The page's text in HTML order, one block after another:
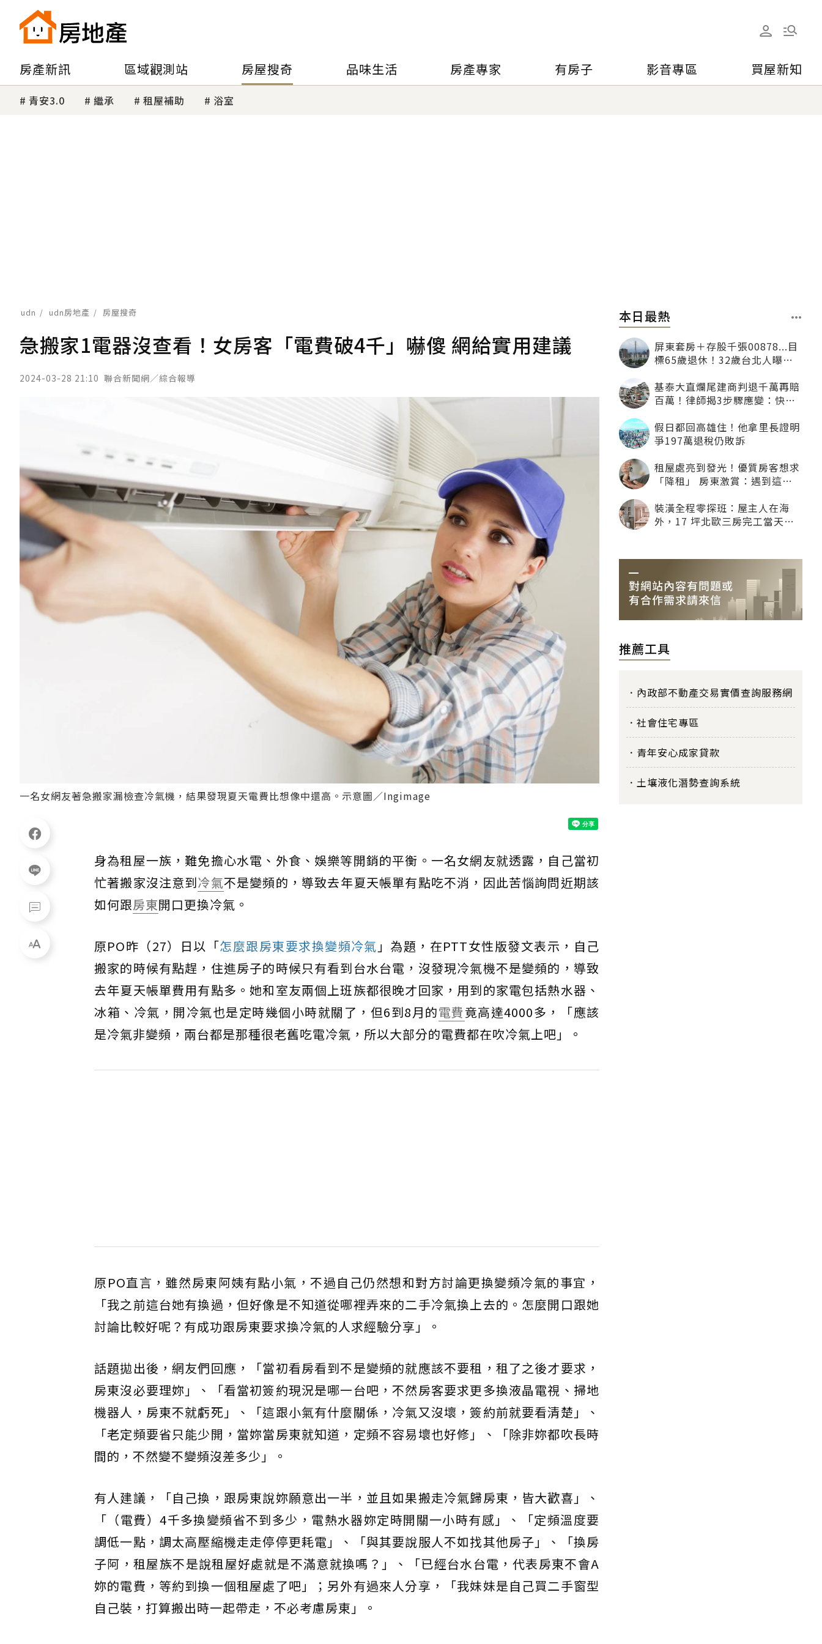
房產新訊 區域觀測站 房屋搜奇 品味生活 房產專家 有房子 影音專區 買屋新知
青安3.0 繼承 租屋補助 浴室
udn udn房地產 房屋搜奇
急搬家1電器沒查看！女房客「電費破4千」嚇傻 網給實用建議
2024-03-28 21:10 聯合新聞網／綜合報導
一名女網友著急搬家漏檢查冷氣機，結果發現夏天電費比想像中還高。示意圖／Ingimage
身為租屋一族，難免擔心水電、外食、娛樂等開銷的平衡。一名女網友就透露，自己當初
忙著搬家沒注意到冷氣不是變頻的，導致去年夏天帳單有點吃不消，因此苦惱詢問近期該
如何跟房東開口更換冷氣。
原PO昨（27）日以「怎麼跟房東要求換變頻冷氣 」為題，在PTT女性版發文表示，自己
搬家的時候有點趕，住進房子的時候只有看到台水台電，沒發現冷氣機不是變頻的，導致
去年夏天帳單費用有點多。她和室友兩個上班族都很晚才回家，用到的家電包括熱水器、
冰箱、冷氣，開冷氣也是定時幾個小時就關了，但6到8月的電費竟高達4000多，「應該
是冷氣非變頻，兩台都是那種很老舊吃電冷氣，所以大部分的電費都在吹冷氣上吧」。
原PO直言，雖然房東阿姨有點小氣，不過自己仍然想和對方討論更換變頻冷氣的事宜，
「我之前這台她有換過，但好像是不知道從哪裡弄來的二手冷氣換上去的。怎麼開口跟她
討論比較好呢？有成功跟房東要求換冷氣的人求經驗分享」。
話題拋出後，網友們回應，「當初看房看到不是變頻的就應該不要租，租了之後才要求，
房東沒必要理妳」、「看當初簽約現況是哪一台吧，不然房客要求更多換液晶電視、掃地
機器人，房東不就虧死」、「這跟小氣有什麼關係，冷氣又沒壞，簽約前就要看清楚」、
「老定頻要省只能少開，當妳當房東就知道，定頻不容易壞也好修」、「除非妳都吹長時
間的，不然變不變頻沒差多少」。
有人建議，「自己換，跟房東說妳願意出一半，並且如果搬走冷氣歸房東，皆大歡喜」、
「（電費）4千多換變頻省不到多少，電熱水器妳定時開關一小時有感」、「定頻溫度要
調低一點，調太高壓縮機走走停停更耗電」、「與其要說服人不如找其他房子」、「換房
子阿，租屋族不是說租屋好處就是不滿意就換嗎？」、「已經台水台電，代表房東不會A
妳的電費，等約到換一個租屋處了吧」；另外有過來人分享，「我妹妹是自己買二手窗型
自己裝，打算搬出時一起帶走，不必考慮房東」。
本日最熱
屏東套房＋存股千張00878...目
標65歲退休！32歲台北人曝：
基泰大直爛尾建商判退千萬再賠
百萬！律師揭3步驟應變：快通
假日都回高雄住！他拿里長證明
爭197萬退稅仍敗訴
租屋處亮到發光！優質房客想求
「降租」 房東激賞：遇到這種
裝潢全程零探班：屋主人在海
外，17 坪北歐三房完工當天才
推薦工具
內政部不動產交易實價查詢服務網
社會住宅專區
青年安心成家貸款
土壤液化潛勢查詢系統